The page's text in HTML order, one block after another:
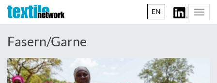
EN
Fasern/Garne